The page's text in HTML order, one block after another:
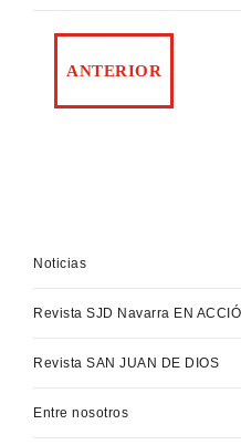
Noticias
Revista SJD Navarra EN
Revista SAN JUAN DE DIOS
Entre nosotros